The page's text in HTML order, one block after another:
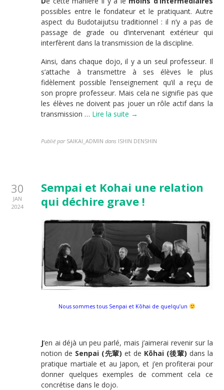
possibles entre le fondateur et le pratiquant. Autre
aspect du Budotaijutsu traditionnel : il n’y a pas de
passage de grade ou d’intervenant extérieur qui
interfèrent dans la transmission de la discipline.
Ainsi, dans chaque dojo, il y a un seul professeur. Il
s’attache à transmettre à ses élèves le plus
fidèlement possible l’enseignement qu’il a reçu de
son propre professeur. Mais cela ne signifie pas que
les élèves ne doivent pas jouer un rôle actif dans la
transmission … Lire la suite →
Publié par SAIKAI_ADMIN dans ISHIN DENSHIN
30
JAN
2024
Sempai et Kohai une relation
qui déchire grave !
Nous sommes tous Senpai et Kōhai de quelqu’un
J‘en ai déjà un peu parlé, mais j’aimerai revenir sur la
notion de Senpai (先輩) et de Kōhai (後輩) dans la
pratique martiale et au Japon, et j’en profiterai pour
donner quelques exemples de comment cela ce
concrétise dans le dojo.